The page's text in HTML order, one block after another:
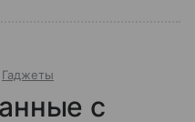
Гаджеты
с